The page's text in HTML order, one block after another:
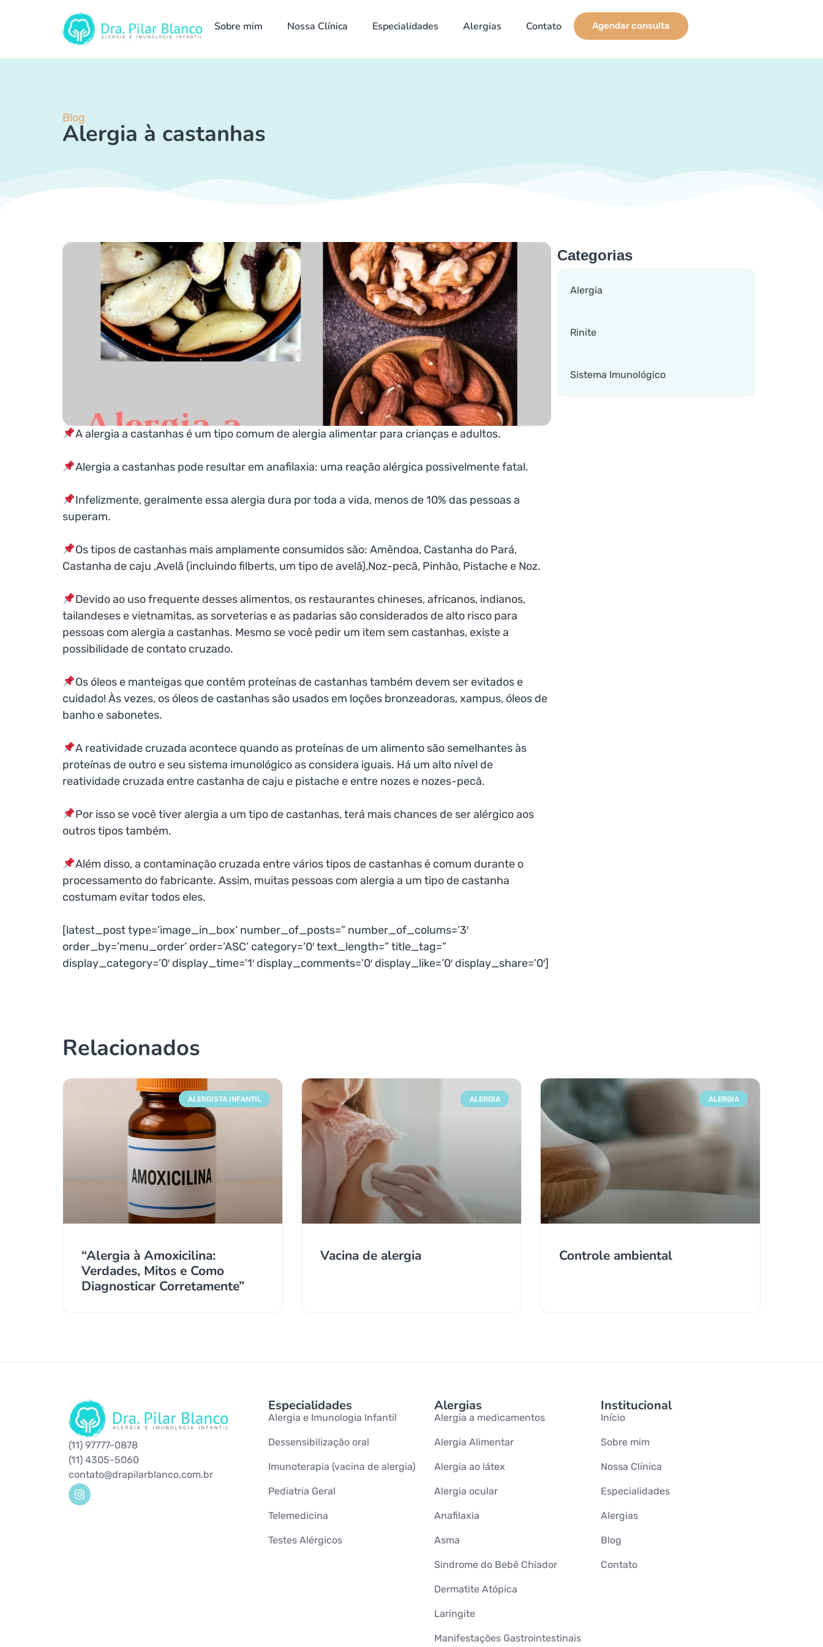
Sobre mim Nossa Clínica Especialidades Alergias Contato Agendar consulta
Blog
Alergia à castanhas
A alergia a castanhas é um tipo comum de alergia alimentar para crianças e adultos.
Alergia a castanhas pode resultar em anafilaxia: uma reação alérgica possivelmente fatal.
Infelizmente, geralmente essa alergia dura por toda a vida, menos de 10% das pessoas a
superam.
Os tipos de castanhas mais amplamente consumidos são: Amêndoa, Castanha do Pará,
Castanha de caju ,Avelã (incluindo filberts, um tipo de avelã),Noz-pecã, Pinhão, Pistache e Noz.
Devido ao uso frequente desses alimentos, os restaurantes chineses, africanos, indianos,
tailandeses e vietnamitas, as sorveterias e as padarias são considerados de alto risco para
pessoas com alergia a castanhas. Mesmo se você pedir um item sem castanhas, existe a
possibilidade de contato cruzado.
Os óleos e manteigas que contêm proteínas de castanhas também devem ser evitados e
cuidado! Às vezes, os óleos de castanhas são usados em loções bronzeadoras, xampus, óleos de
banho e sabonetes.
A reatividade cruzada acontece quando as proteínas de um alimento são semelhantes às
proteínas de outro e seu sistema imunológico as considera iguais. Há um alto nível de
reatividade cruzada entre castanha de caju e pistache e entre nozes e nozes-pecã.
Por isso se você tiver alergia a um tipo de castanhas, terá mais chances de ser alérgico aos
outros tipos também.
Além disso, a contaminação cruzada entre vários tipos de castanhas é comum durante o
processamento do fabricante. Assim, muitas pessoas com alergia a um tipo de castanha
costumam evitar todos eles.
[latest_post type=’image_in_box’ number_of_posts=” number_of_colums=’3′
order_by=’menu_order’ order=’ASC’ category=’0′ text_length=” title_tag=”
display_category=’0′ display_time=’1′ display_comments=’0′ display_like=’0′ display_share=’0′]
Categorias
Alergia
Rinite
Sistema Imunológico
Relacionados
ALERGISTA INFANTIL
“Alergia à Amoxicilina:
Verdades, Mitos e Como
Diagnosticar Corretamente”
ALERGIA
Vacina de alergia
ALERGIA
Controle ambiental
(11) 97777-0878
(11) 4305-5060
contato@drapilarblanco.com.br
Especialidades
Alergia e Imunologia Infantil
Dessensibilização oral
Imunoterapia (vacina de alergia)
Pediatria Geral
Telemedicina
Testes Alérgicos
Alergias
Alergia a medicamentos
Alergia Alimentar
Alergia ao látex
Alergia ocular
Anafilaxia
Asma
Sindrome do Bebê Chiador
Dermatite Atópica
Laringite
Manifestações Gastrointestinais
Institucional
Início
Sobre mim
Nossa Clínica
Especialidades
Alergias
Blog
Contato